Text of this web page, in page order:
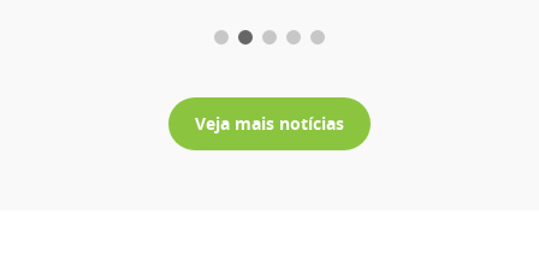
Veja mais notícias